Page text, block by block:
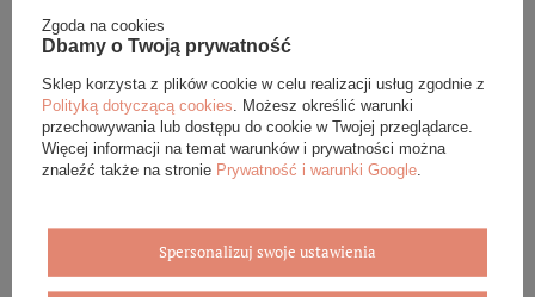
DANE SZCZEGÓŁOWE
OPINIE (0)
GWARANCJA
ZADAJ PYTANIE
Zgoda na cookies
Dbamy o Twoją prywatność
Sklep korzysta z plików cookie w celu realizacji usług zgodnie z
Polityką dotyczącą cookies . Możesz określić warunki
przechowywania lub dostępu do cookie w Twojej przeglądarce.
Więcej informacji na temat warunków i prywatności można
znaleźć także na stronie Prywatność i warunki Google
Spersonalizuj swoje ustawienia